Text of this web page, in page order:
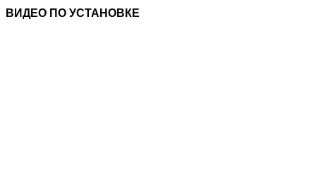
ВИДЕО ПО УСТАНОВКЕ